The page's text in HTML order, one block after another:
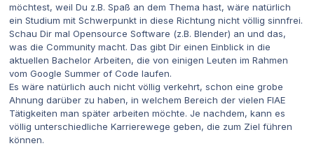
möchtest, weil Du z.B. Spaß an dem Thema hast, wäre natürlich
ein Studium mit Schwerpunkt in diese Richtung nicht völlig sinnfrei.
Schau Dir mal Opensource Software (z.B. Blender) an und das,
was die Community macht. Das gibt Dir einen Einblick in die
aktuellen Bachelor Arbeiten, die von einigen Leuten im Rahmen
vom Google Summer of Code laufen.
Es wäre natürlich auch nicht völlig verkehrt, schon eine grobe
Ahnung darüber zu haben, in welchem Bereich der vielen FIAE
Tätigkeiten man später arbeiten möchte. Je nachdem, kann es
völlig unterschiedliche Karrierewege geben, die zum Ziel führen
können.